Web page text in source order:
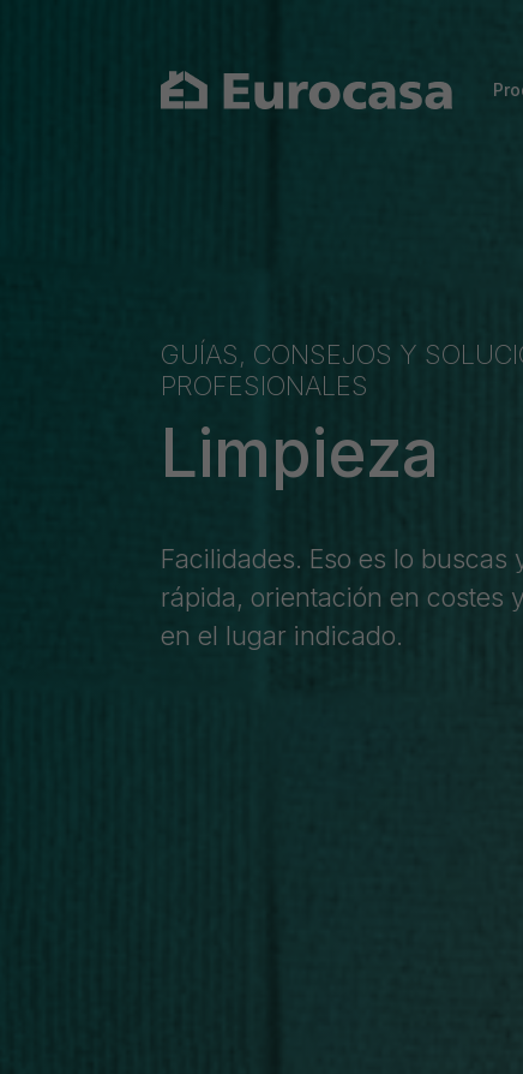
GUÍAS, CONSEJOS Y
PROFESIONALES
Limpieza
Facilidades. Eso es lo
rápida, orientación en costes
en el lugar indicado.